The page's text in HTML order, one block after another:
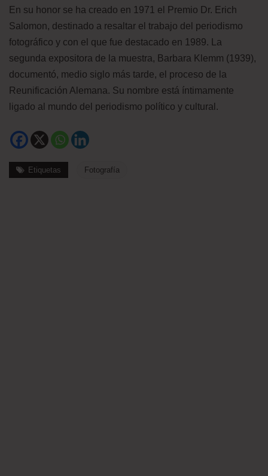
En su honor se ha creado en 1971 el Premio Dr. Erich
Salomon, destinado a resaltar el trabajo del periodismo
fotográfico y con el que fue destacado en 1989. La
segunda expositora de la muestra, Barbara Klemm (1939),
documentó, medio siglo más tarde, el proceso de la
Reunificación Alemana. Su nombre está íntimamente
ligado al mundo del periodismo político y cultural.
Etiquetas Fotografía